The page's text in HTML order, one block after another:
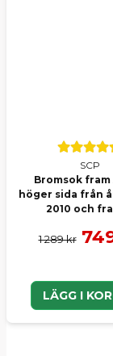
SCP
Bromsok fram
höger sida från
2010 och
1 289 kr
LÄGG I